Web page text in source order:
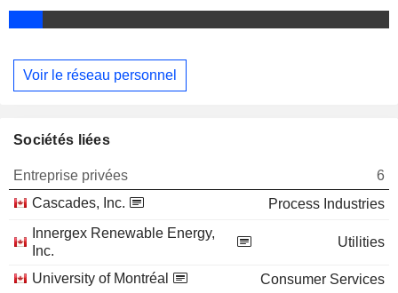
Voir le réseau personnel
Sociétés liées
Entreprise privées
6
Cascades, Inc.
Process Industries
Innergex Renewable Energy,
Inc.
Utilities
University of Montréal
Consumer Services